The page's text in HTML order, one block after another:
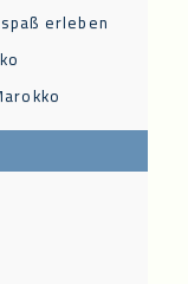
erleben